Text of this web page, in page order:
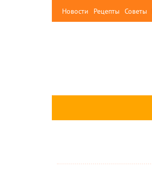
Новости Рецепты Советы